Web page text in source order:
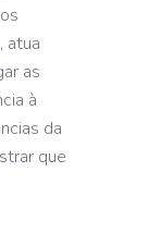
atua
as
à
da
que